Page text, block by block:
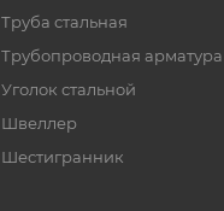
Труба стальная
Трубопроводная арматура
Уголок стальной
Швеллер
Шестигранник